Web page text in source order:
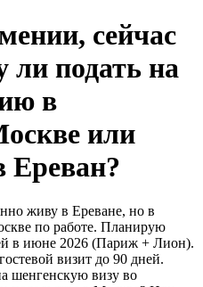
сейчас
ли подать на
в
или
Ереван?
живу в Ереване, но в
по работе. Планирую
в июне 2026 (Париж + Лион).
визит до 90 дней.
шенгенскую визу во